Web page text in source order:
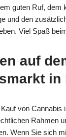
guten Ruf, dem
und den
Viel Spaß
auf
von Cannabis
Rahmen
Wenn Sie sich